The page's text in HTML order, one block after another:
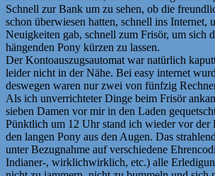
Schnell zur Bank um zu sehen, ob die
schon überwiesen hatten, schnell ins Internet,
Neuigkeiten gab, schnell zum Frisör, um sich
hängenden Pony kürzen zu lassen.
Der Kontoauszugsautomat war natürlich
leider nicht in der Nähe. Bei easy internet
deswegen waren nur zwei von fünfzig
Als ich unverrichteter Dinge beim Frisör
sieben Damen vor mir in den Laden
Pünktlich um 12 Uhr stand ich wieder vor der
den langen Pony aus den Augen. Das
unter Bezugnahme auf verschiedene
Indianer-, wirklichwirklich, etc.) alle